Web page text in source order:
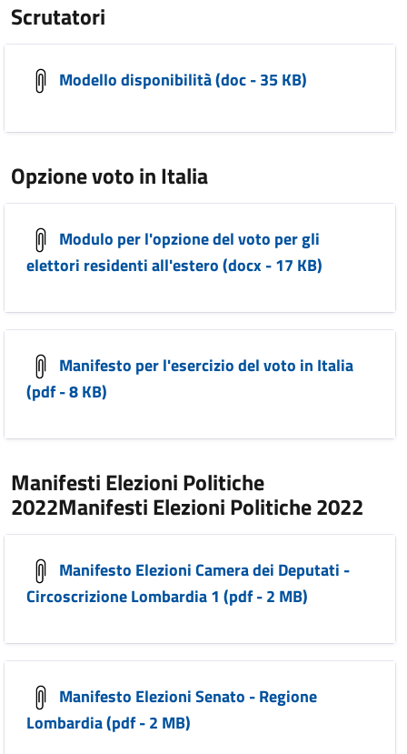
Scrutatori
Modello disponibilità (doc - 35 KB)
Opzione voto in Italia
Modulo per l'opzione del voto per gli
elettori residenti all'estero (docx - 17 KB)
Manifesto per l'esercizio del voto in Italia
(pdf - 8 KB)
Manifesti Elezioni Politiche
2022Manifesti Elezioni Politiche 2022
Manifesto Elezioni Camera dei Deputati -
Circoscrizione Lombardia 1 (pdf - 2 MB)
Manifesto Elezioni Senato - Regione
Lombardia (pdf - 2 MB)